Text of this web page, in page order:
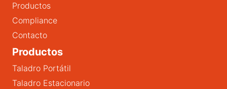
Productos
Compliance
Contacto
Productos
Taladro Portátil
Taladro Estacionario